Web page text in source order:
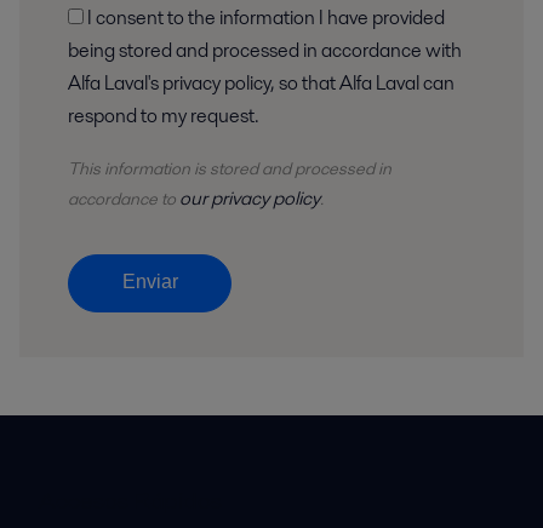
being stored and processed in accordance with
Alfa Laval's privacy policy, so that Alfa Laval can
respond to my request.
This information is stored andprocessedin
accordance to our privacy policy.
Enviar